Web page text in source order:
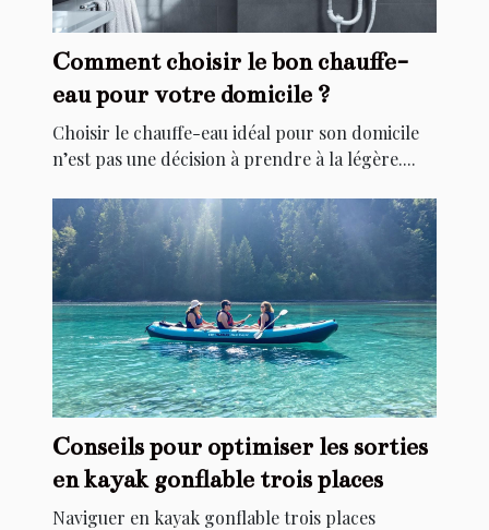
Comment choisir le bon chauffe-
eau pour votre domicile ?
Choisir le chauffe-eau idéal pour son domicile
n’est pas une décision à prendre à la légère....
Conseils pour optimiser les sorties
en kayak gonflable trois places
Naviguer en kayak gonflable trois places